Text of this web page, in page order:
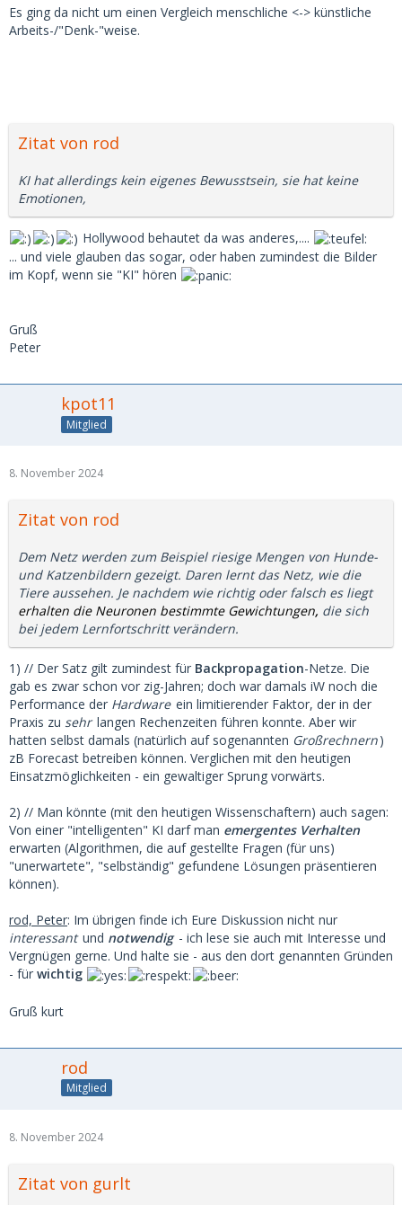
Es ging da nicht um einen Vergleich menschliche <-> künstliche
Arbeits-/"Denk-"weise.
Zitat von rod
KI hat allerdings kein eigenes Bewusstsein, sie hat keine
Emotionen,
Hollywood behautet da was anderes,....
... und viele glauben das sogar, oder haben zumindest die Bilder
im Kopf, wenn sie "KI" hören
Gruß
Peter
kpot11
Mitglied
8. November 2024
Zitat von rod
Dem Netz werden zum Beispiel riesige Mengen von Hunde-
und Katzenbildern gezeigt. Daren lernt das Netz, wie die
Tiere aussehen. Je nachdem wie richtig oder falsch es liegt
erhalten die Neuronen bestimmte Gewichtungen, die sich
bei jedem Lernfortschritt verändern.
1) // Der Satz gilt zumindest für Backpropagation-Netze. Die
gab es zwar schon vor zig-Jahren; doch war damals iW noch die
Performance der Hardware ein limitierender Faktor, der in der
Praxis zu sehr langen Rechenzeiten führen konnte. Aber wir
hatten selbst damals (natürlich auf sogenannten Großrechnern)
zB Forecast betreiben können. Verglichen mit den heutigen
Einsatzmöglichkeiten - ein gewaltiger Sprung vorwärts.
2) // Man könnte (mit den heutigen Wissenschaftern) auch sagen:
Von einer "intelligenten" KI darf man emergentes Verhalten
erwarten (Algorithmen, die auf gestellte Fragen (für uns)
"unerwartete", "selbständig" gefundene Lösungen präsentieren
können).
rod, Peter: Im übrigen finde ich Eure Diskussion nicht nur
interessant und notwendig - ich lese sie auch mit Interesse und
Vergnügen gerne. Und halte sie - aus den dort genannten Gründen
- für wichtig
Gruß kurt
rod
Mitglied
8. November 2024
Zitat von gurlt